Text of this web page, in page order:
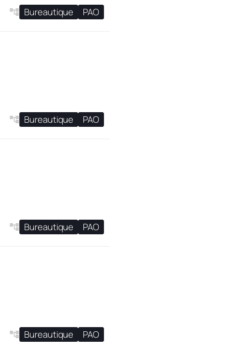
Bureautique PAO
Bureautique PAO
Bureautique PAO
Bureautique PAO